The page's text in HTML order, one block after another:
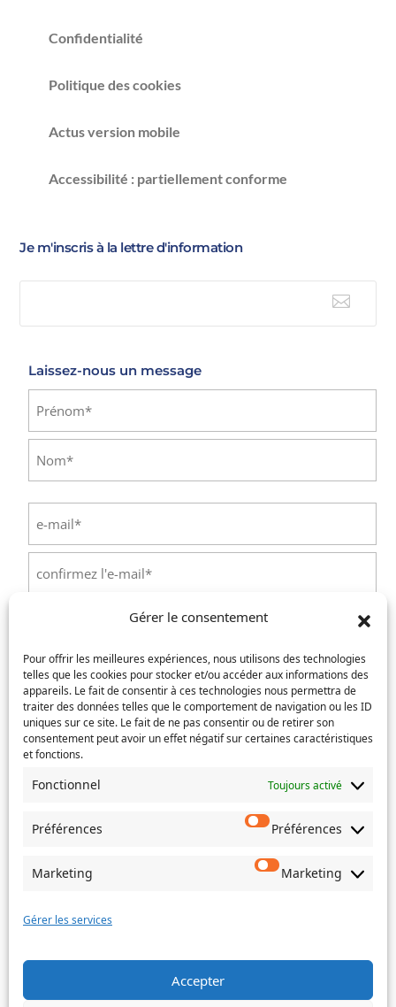
Gérer le consentement
Pour offrir les meilleures expériences, nous utilisons des technologies
telles que les cookies pour stocker et/ou accéder aux informations des
appareils. Le fait de consentir à ces technologies nous permettra de
traiter des données telles que le comportement de navigation ou les ID
uniques sur ce site. Le fait de ne pas consentir ou de retirer son
consentement peut avoir un effet négatif sur certaines caractéristiques
et fonctions.
Fonctionnel Toujours activé
Préférences Préférences
Marketing Marketing
Gérer les services
Accepter
Confidentialité
Politique des cookies
Actus version mobile
Accessibilité : partiellement conforme
Je m'inscris à la lettre d'information

Laissez-nous un message
Prénom
mail(Nécessaire)
Saisissez
un
e-
(Nécessaire)
Service concerné(Nécessaire)
Si votre demande concerne des actes de naissance et/ou
de mariage, choisissez l'Etat-Civil comme service
Objet
Envoyer